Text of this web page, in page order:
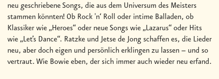
neu geschriebene Songs, die aus dem Universum des Meisters
stammen könnten! Ob Rock 'n‘ Roll oder intime Balladen, ob
Klassiker wie „Heroes“ oder neue Songs wie „Lazarus“ oder Hits
wie „Let’s Dance“. Ratzke und Jetse de Jong schaffen es, die Lieder
neu, aber doch eigen und persönlich erklingen zu lassen – und so
vertraut. Wie Bowie eben, der sich immer auch wieder neu erfand.